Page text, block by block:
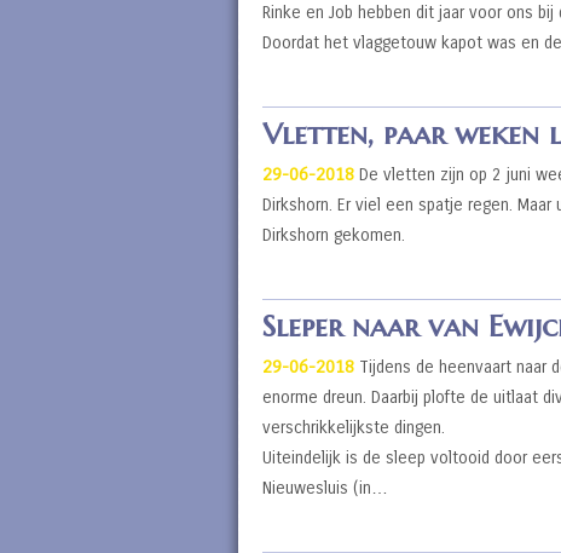
Rinke en Job hebben dit jaar voor ons
Doordat het vlaggetouw kapot was en
Vletten, paar weken
29-06-2018 De vletten zijn op 2 juni
Dirkshorn. Er viel een spatje regen.
Dirkshorn gekomen.
Sleper naar van
29-06-2018 Tijdens de heenvaart naar
enorme dreun. Daarbij plofte de uitlaat
verschrikkelijkste dingen.
Uiteindelijk is de sleep voltooid door
Nieuwesluis (in…